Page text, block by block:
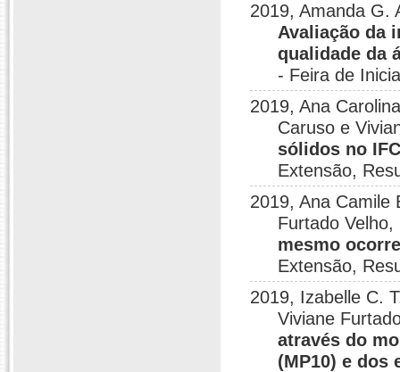
2019, Amanda G.
Avaliação da
qualidade da
- Feira de
2019, Ana
Caruso e
sólidos no
Extensão,
2019, Ana Camile
Furtado Velho,
mesmo
Extensão,
2019, Izabelle C.
Viviane
através do
(MP10) e dos